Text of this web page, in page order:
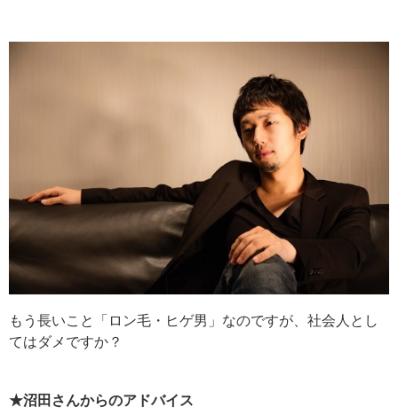
もう長いこと「ロン毛・ヒゲ男」なのですが、社会人とし
てはダメですか？
★沼田さんからのアドバイス